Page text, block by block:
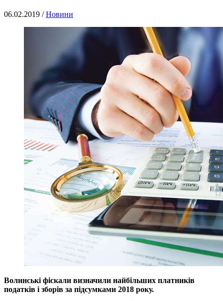
06.02.2019 /Новини
Волинські фіскали визначили найбільших платників
податків і зборів за підсумками 2018 року.